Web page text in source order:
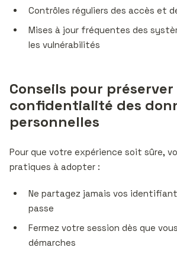
Contrôles réguliers des accès et
Mises à jour fréquentes des
les vulnérabilités
Conseils pour préserver
confidentialité des
personnelles
Pour que votre expérience soit sûre,
pratiques à adopter :
Ne partagez jamais vos
passe
Fermez votre session dès que
démarches